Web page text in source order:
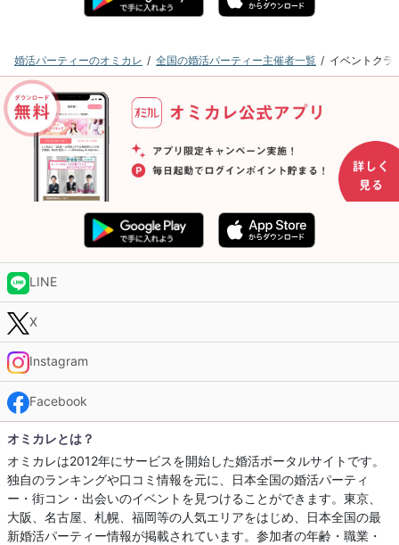
婚活パーティーのオミカレ 全国の婚活パーティー主催者一覧 イベントクラ
LINE
X
Instagram
Facebook
オミカレとは？
オミカレは2012年にサービスを開始した婚活ポータルサイトです。
独自のランキングや口コミ情報を元に、日本全国の婚活パーティ
ー・街コン・出会いのイベントを見つけることができます。東京、
大阪、名古屋、札幌、福岡等の人気エリアをはじめ、日本全国の最
新婚活パーティー情報が掲載されています。参加者の年齢・職業・